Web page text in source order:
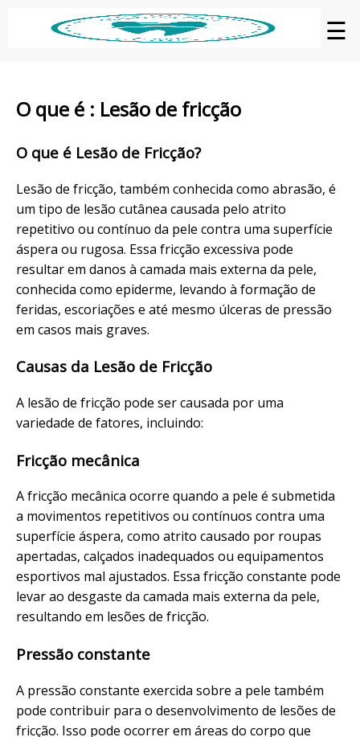
☰
O que é : Lesão de fricção
O que é Lesão de Fricção?
Lesão de fricção, também conhecida como abrasão, é
um tipo de lesão cutânea causada pelo atrito
repetitivo ou contínuo da pele contra uma superfície
áspera ou rugosa. Essa fricção excessiva pode
resultar em danos à camada mais externa da pele,
conhecida como epiderme, levando à formação de
feridas, escoriações e até mesmo úlceras de pressão
em casos mais graves.
Causas da Lesão de Fricção
A lesão de fricção pode ser causada por uma
variedade de fatores, incluindo:
Fricção mecânica
A fricção mecânica ocorre quando a pele é submetida
a movimentos repetitivos ou contínuos contra uma
superfície áspera, como atrito causado por roupas
apertadas, calçados inadequados ou equipamentos
esportivos mal ajustados. Essa fricção constante pode
levar ao desgaste da camada mais externa da pele,
resultando em lesões de fricção.
Pressão constante
A pressão constante exercida sobre a pele também
pode contribuir para o desenvolvimento de lesões de
fricção. Isso pode ocorrer em áreas do corpo que